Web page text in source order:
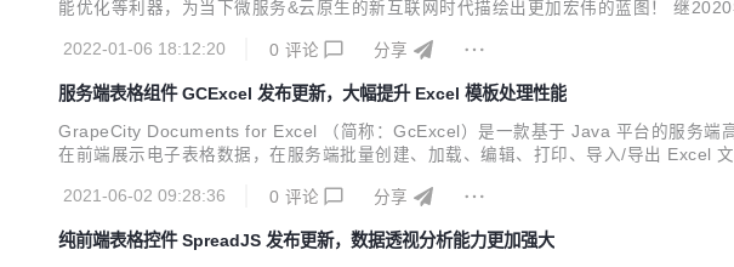
能优化等利器，为当下微服务&云原生的新互联网时代描绘出更加宏伟的蓝图！ 继
GcExcel...
2022-01-06 18:12:20 0 评论 分享
服务端表格组件 GCExcel 发布更新，大幅提升 Excel 模板处理性能
GrapeCity Documents for Excel （简称：GcExcel）是一款基于 Java 平台的服务端
在前端展示电子表格数据，在服务端批量创建、加载、编辑、打印、导入/导出 Excel
2021-06-02 09:28:36
0 评论 分享
纯前端表格控件 SpreadJS 发布更新，数据透视分析能力更加强大